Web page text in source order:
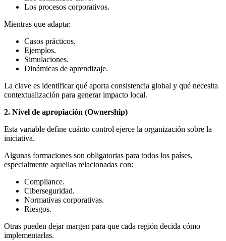
Los procesos corporativos.
Mientras que adapta:
Casos prácticos.
Ejemplos.
Simulaciones.
Dinámicas de aprendizaje.
La clave es identificar qué aporta consistencia global y qué necesita
contextualización para generar impacto local.
2. Nivel de apropiación (Ownership)
Esta variable define cuánto control ejerce la organización sobre la
iniciativa.
Algunas formaciones son obligatorias para todos los países,
especialmente aquellas relacionadas con:
Compliance.
Ciberseguridad.
Normativas corporativas.
Riesgos.
Otras pueden dejar margen para que cada región decida cómo
implementarlas.